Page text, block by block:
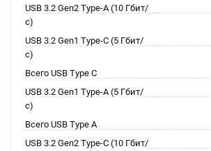
USB 3.2 Gen2 Type-A (10 Гбит/
с)
USB 3.2 Gen1 Type-C (5 Гбит/
с)
Всего USB Type C
USB 3.2 Gen1 Type-A (5 Гбит/
с)
Всего USB Type A
USB 3.2 Gen2 Type-C (10 Гбит/